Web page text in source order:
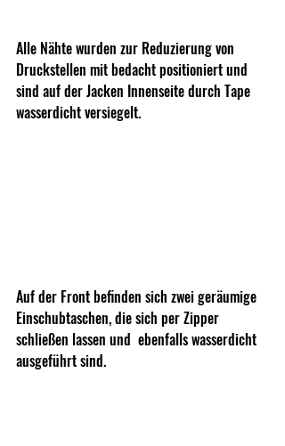
Alle Nähte wurden zur Reduzierung von
Druckstellen mit bedacht positioniert und
sind auf der Jacken Innenseite durch Tape
wasserdicht versiegelt.
Auf der Front befinden sich zwei geräumige
Einschubtaschen, die sich per Zipper
schließen lassen und  ebenfalls wasserdicht
ausgeführt sind.